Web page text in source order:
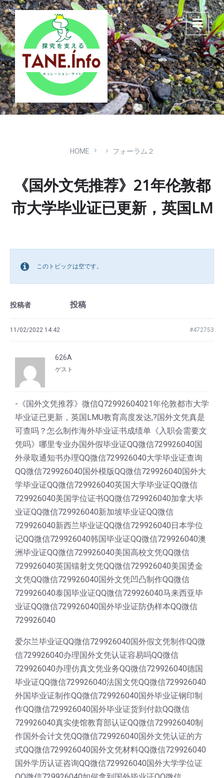
Skip
to
content
Skip
to
main
navigation
Skip
to
footer
HOME フォーラム２
《国外文凭推荐》21年伦敦都
市大学毕业证已更新，英国LM
このトピックは空です。
投稿者 投稿
11/02/2022 14:42 #472753
626A
ゲスト
-《国外文凭推荐》微信Q72992604021年伦敦都市大学
毕业证已更新，英国LMU教育高度发达,?国外文凭真是
可查吗？怎么制作海外毕业证书成绩单《入职会需要文
凭吗》哪里专业办国外假毕业证QQ微信729926040国
外录取通知书办理QQ微信729926040大学毕业证查询
QQ微信729926040国外模版QQ微信729926040国外大
学毕业证QQ微信729926040英国大学毕业证QQ微信
729926040美国学位证书QQ微信729926040加拿大毕
业证QQ微信729926040新加坡毕业证QQ微信
729926040新西兰毕业证QQ微信729926040日本学位
记QQ微信729926040韩国毕业证QQ微信729926040澳
洲毕业证QQ微信729926040美国高校文凭QQ微信
729926040英国镭射文凭QQ微信729926040美国烫金
文凭QQ微信729926040国外文凭凹凸制作QQ微信
729926040泰国毕业证QQ微信729926040马来西亚毕
业证QQ微信729926040国外毕业证防伪样本QQ微信
729926040
爱尔兰毕业证QQ微信729926040国外假文凭制作QQ微
信729926040办理国外文凭认证容易吗QQ微信
729926040办理仿真文凭业务QQ微信729926040德国
毕业证QQ微信729926040法国文凭QQ微信729926040
外国毕业证制作QQ微信729926040国外毕业证钢印制
作QQ微信729926040国外毕业证货到付款QQ微信
729926040真实使馆教育部认证QQ微信729926040制
作国外会计文凭QQ微信729926040国外文凭认证的方
式QQ微信729926040国外文凭材料QQ微信729926040
国外学历认证咨询QQ微信729926040国外大学学位证